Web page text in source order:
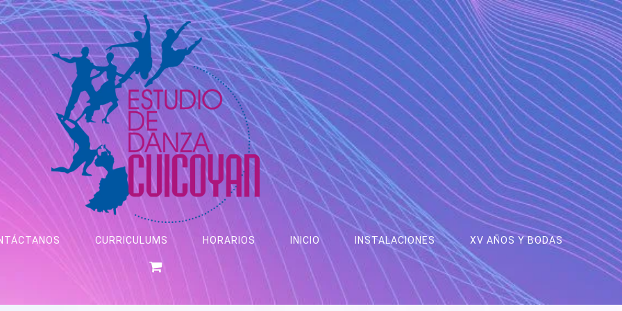
CURRICULUMS HORARIOS INICIO INSTALACIONES XV AÑOS Y BODAS